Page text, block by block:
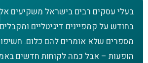
בעלי עסקים רבים בישראל משקיעים
בחודש על קמפיינים דיגיטליים
מספרים שלא אומרים להם כלום.
הופעות – אבל כמה לקוחות חדשים